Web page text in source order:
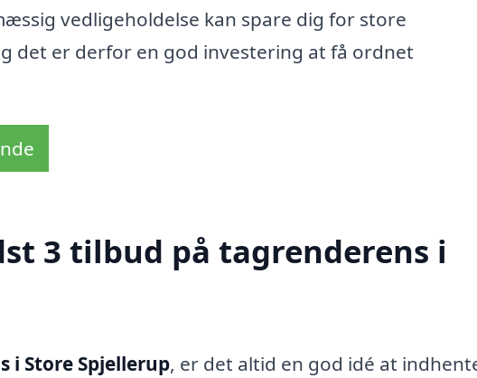
vedligeholdelse kan spare dig for store
det er derfor en god investering at få ordnet
3 tilbud på tagrenderens i
i Store Spjellerup, er det altid en god idé at